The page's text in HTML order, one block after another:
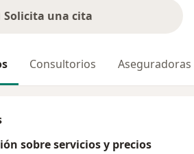
Solicita una cita
Consultorios Aseguradoras
sobre servicios y precios